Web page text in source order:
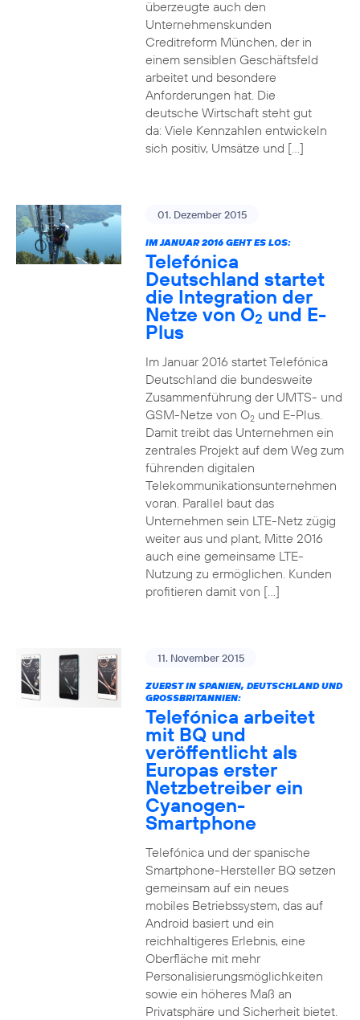
überzeugte auch den
Unternehmenskunden
Creditreform München, der in
einem sensiblen Geschäftsfeld
arbeitet und besondere
Anforderungen hat. Die
deutsche Wirtschaft steht gut
da: Viele Kennzahlen entwickeln
sich positiv, Umsätze und […]
01. Dezember 2015
IM JANUAR 2016 GEHT ES LOS:
Telefónica
Deutschland startet
die Integration der
Netze von O2 und E-
Plus
Im Januar 2016 startet Telefónica
Deutschland die bundesweite
Zusammenführung der UMTS- und
GSM-Netze von O2und E-Plus.
Damit treibt das Unternehmen ein
zentrales Projekt auf dem Weg zum
führenden digitalen
Telekommunikationsunternehmen
voran. Parallel baut das
Unternehmen sein LTE-Netz zügig
weiter aus und plant, Mitte 2016
auch eine gemeinsame LTE-
Nutzung zu ermöglichen. Kunden
profitieren damit von […]
11. November 2015
ZUERST IN SPANIEN, DEUTSCHLAND UND
GROSSBRITANNIEN:
Telefónica arbeitet
mit BQ und
veröffentlicht als
Europas erster
Netzbetreiber ein
Cyanogen-
Smartphone
Telefónica und der spanische
Smartphone-Hersteller BQ setzen
gemeinsam auf ein neues
mobiles Betriebssystem, das auf
Android basiert und ein
reichhaltigeres Erlebnis, eine
Oberfläche mit mehr
Personalisierungsmöglichkeiten
sowie ein höheres Maß an
Privatsphäre und Sicherheit bietet.